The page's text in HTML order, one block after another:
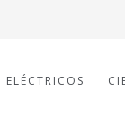
ELÉCTRICOS